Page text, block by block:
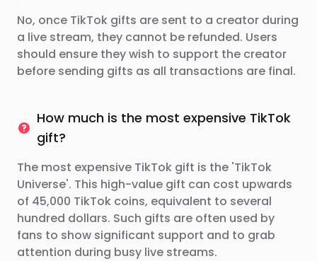
No, once TikTok gifts are sent to a creator during
a live stream, they cannot be refunded. Users
should ensure they wish to support the creator
before sending gifts as all transactions are final.
How much is the most expensive TikTok
gift?
The most expensive TikTok gift is the 'TikTok
Universe'. This high-value gift can cost upwards
of 45,000 TikTok coins, equivalent to several
hundred dollars. Such gifts are often used by
fans to show significant support and to grab
attention during busy live streams.